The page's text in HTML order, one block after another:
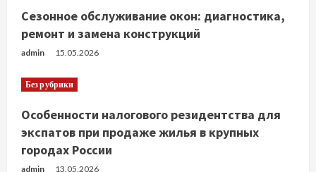
е
Сезонное обслуживание окон: диагностика,
ремонт и замена конструкций
admin 15.05.2026
Без рубрики
Особенности налогового резидентства для
экспатов при продаже жилья в крупных
городах России
admin 13.05.2026